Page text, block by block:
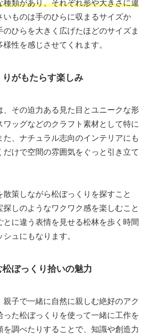
種類があり、それぞれ形や大きさに違
いものは手のひらに収まるサイズか
のひらを大きく広げたほどのサイズま
性を感じさせてくれます。
がもたらす楽しみ
、その迫力ある見た目とユニークな形
ワッグなどのクラフト素材として特に
た、ナチュラル志向のインテリアにも
だけで空間の雰囲気をぐっと引き立て
散策しながら松ぼっくりを探すこと
探しのようなワクワク感を楽しむこと
とに違う表情を見せる松林を歩く時間
ュにもなります。
ぼっくり拾いの魅力
子で一緒に自然に親しむ絶好のアク
った松ぼっくりを使って一緒に工作を
を調べたりすることで、知識や創造力